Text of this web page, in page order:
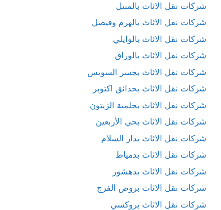
شركات نقل الاثاث بالمنيل
شركات نقل الاثاث بالهرم وفيصل
شركات نقل الاثاث بالوايلي
شركات نقل الاثاث بالوراق
شركات نقل الاثاث بجسر السويس
شركات نقل الاثاث بحدائق اكتوبر
شركات نقل الاثاث بحلمية الزيتون
شركات نقل الاثاث بحي الأربعين
شركات نقل الاثاث بدار السلام
شركات نقل الاثاث بدمياط
شركات نقل الاثاث بدهشور
شركات نقل الاثاث بروض الفرج
شركات نقل الاثاث بروكسي